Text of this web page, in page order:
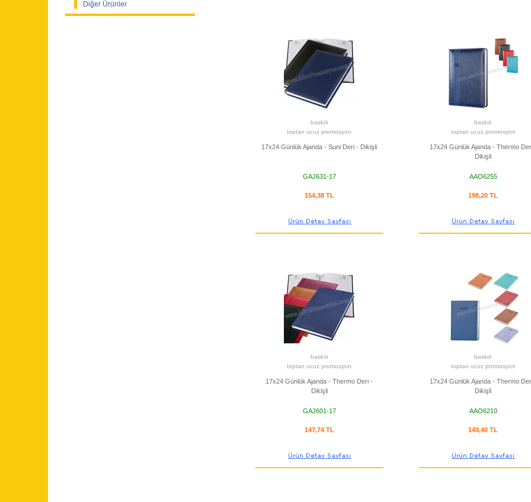
Diğer Ürünler
baskılı
toptan ucuz promosyon
17x24 Günlük Ajanda - Suni Deri - Dikişli
GAJ631-17
154,38 TL
baskılı
toptan ucuz promosyon
17x24 Günlük Ajanda - Thermo
Dikişli
AAO6255
198,20 TL
baskılı
toptan ucuz promosyon
17x24 Günlük Ajanda - Thermo Deri -
Dikişli
GAJ601-17
147,74 TL
baskılı
toptan ucuz promosyon
17x24 Günlük Ajanda - Thermo
Dikişli
AAO6210
149,40 TL